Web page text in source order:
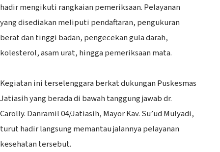
hadir mengikuti rangkaian pemeriksaan. Pelayanan
yang disediakan meliputi pendaftaran, pengukuran
berat dan tinggi badan, pengecekan gula darah,
kolesterol, asam urat, hingga pemeriksaan mata.
‎Kegiatan ini terselenggara berkat dukungan Puskesmas
Jatiasih yang berada di bawah tanggung jawab dr.
Carolly. Danramil 04/Jatiasih, Mayor Kav. Su’ud Mulyadi,
turut hadir langsung memantau jalannya pelayanan
kesehatan tersebut.